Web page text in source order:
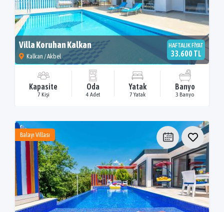
Villa Koruhan Kalkan
Kalkan / Akbel
HAFTALIK FİYAT
33.600 TL
Kapasite
7 Kişi
Oda
4 Adet
Yatak
7 Yatak
Banyo
3 Banyo
Balayı Villası